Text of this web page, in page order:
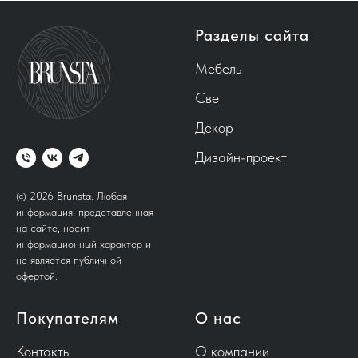
© 2026 Brunsta. Любая
информация, представленная
на сайте, носит
информационный характер и
не является публичной
офертой.
Разделы сайта
Мебель
Свет
Декор
Дизайн-проект
Покупателям
Контакты
О нас
О компании